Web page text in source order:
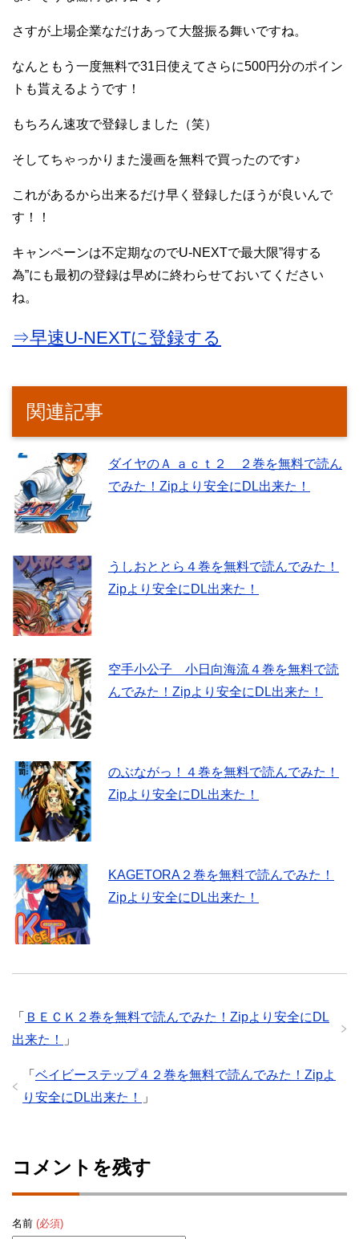
さすが上場企業なだけあって大盤振る舞いですね。
なんともう一度無料で31日使えてさらに500円分のポイン
トも貰えるようです！
もちろん速攻で登録しました（笑）
そしてちゃっかりまた漫画を無料で買ったのです♪
これがあるから出来るだけ早く登録したほうが良いんで
す！！
キャンペーンは不定期なのでU-NEXTで最大限”得する
為”にも最初の登録は早めに終わらせておいてください
ね。
⇒早速U-NEXTに登録する
関連記事
ダイヤのＡ ａｃｔ２ ２巻を無料で読ん
でみた！Zipより安全にDL出来た！
うしおととら４巻を無料で読んでみた！
Zipより安全にDL出来た！
空手小公子 小日向海流４巻を無料で読
んでみた！Zipより安全にDL出来た！
のぶながっ！４巻を無料で読んでみた！
Zipより安全にDL出来た！
KAGETORA２巻を無料で読んでみた！
Zipより安全にDL出来た！
「 ＢＥＣＫ２巻を無料で読んでみた！Zipより安全にDL
出来た！
」
「 ベイビーステップ４２巻を無料で読んでみた！Zipよ
り安全にDL出来た！
」
コメントを残す
名前 (必須)